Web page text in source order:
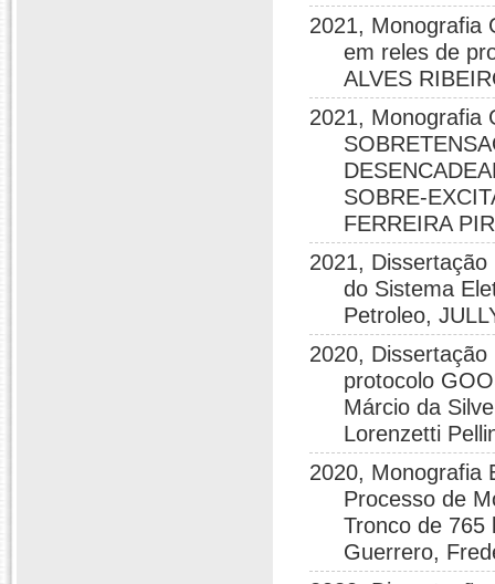
2021, Monografia
em reles de
ALVES
2021, Monografia
SOBRE-
FERREIRA
2021,
do Sistema
Petroleo,
2020,
protocolo
Márcio da
Lorenzetti
2020, Monografia
Processo de
Tronco de 765
Guerrero,